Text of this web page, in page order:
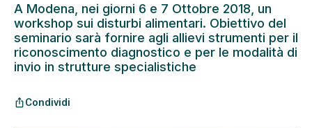
A Modena, nei giorni 6 e 7 Ottobre 2018, un
workshop sui disturbi alimentari. Obiettivo del
seminario sarà fornire agli allievi strumenti per il
riconoscimento diagnostico e per le modalità di
invio in strutture specialistiche
ios_shareCondividi